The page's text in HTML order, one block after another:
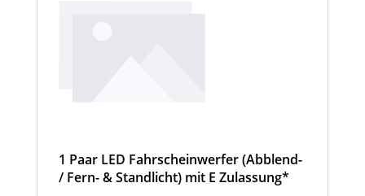
1 Paar LED Fahrscheinwerfer (Abblend-
/ Fern- & Standlicht) mit E Zulassung*